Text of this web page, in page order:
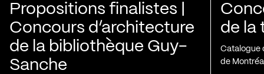
Propositions finalistes |
Concours d’architecture
de la bibliothèque Guy-
Sanche
de la
Catalogue
de